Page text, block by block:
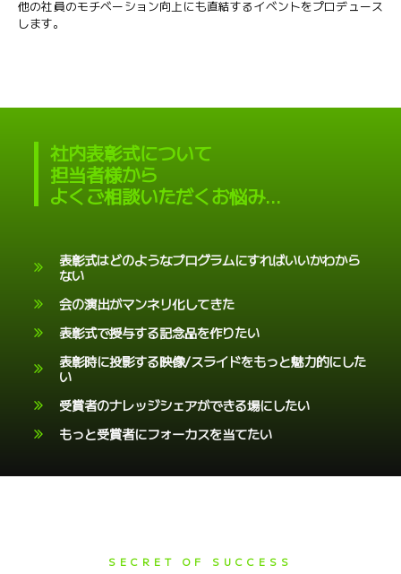
他の社員のモチベーション向上にも直結するイベントをプロデュース
します。
社内表彰式について
担当者様から
よくご相談いただくお悩み…
表彰式はどのようなプログラムにすればいいかわから
ない
会の演出がマンネリ化してきた
表彰式で授与する記念品を作りたい
表彰時に投影する映像/スライドをもっと魅力的にした
い
受賞者のナレッジシェアができる場にしたい
もっと受賞者にフォーカスを当てたい
SECRET OF SUCCESS